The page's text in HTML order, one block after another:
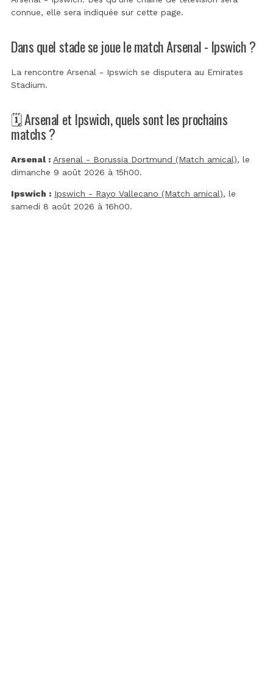
connue, elle sera indiquée sur cette page.
Dans quel stade se joue le match Arsenal - Ipswich ?
La rencontre Arsenal - Ipswich se disputera au Emirates
Stadium.
🗓️ Arsenal et Ipswich, quels sont les prochains
matchs ?
Arsenal : Arsenal - Borussia Dortmund (Match amical), le
dimanche 9 août 2026 à 15h00.
Ipswich : Ipswich - Rayo Vallecano (Match amical), le
samedi 8 août 2026 à 16h00.